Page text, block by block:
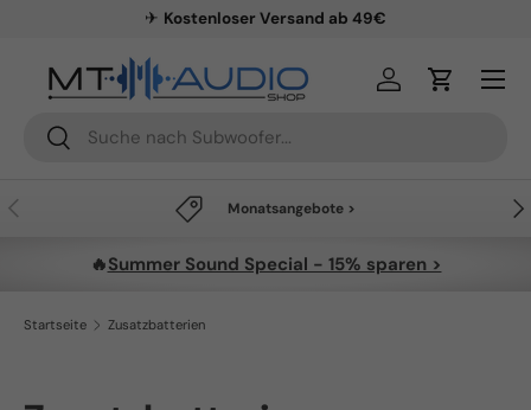
✈ Kostenloser Versand ab 49€
Suchen
Suchen
Einloggen
Menü
Vorherige Monatsangebote >
🔥Summer Sound Special - 15% sparen >
Startseite Zusatzbatterien